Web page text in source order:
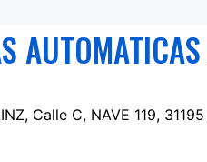
Calle C, NAVE 119,